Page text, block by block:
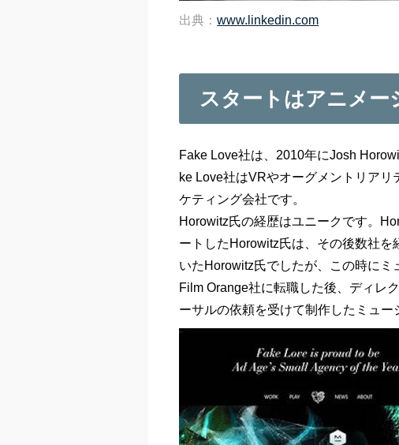
出典：www.linkedin.com
スタートはアニメー
Fake Love社は、2010年にJosh
ke Love社はVRやオーグメントリア
ケティング会社です。
Horowitz氏の経歴はユニークです。
ートしたHorowitz氏は、その後数社
いたHorowitz氏でしたが、この時にミ
Film Orange社に転職した後、ディレ
ーサルの依頼を受けて制作したミュー